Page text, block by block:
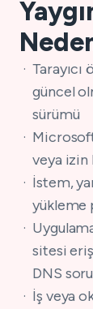
Tarayıcı
güncel
sürümü
veya izin
İstem,
yükleme
sitesi
DNS
İş veya